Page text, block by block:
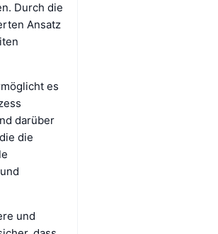
Durch die
Ansatz
es
darüber
die
und